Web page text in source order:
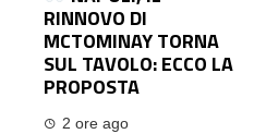
RINNOVO DI
MCTOMINAY TORNA
SUL TAVOLO: ECCO LA
PROPOSTA
2 ore ago